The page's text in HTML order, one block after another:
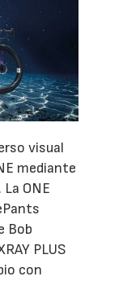
visual
mediante
ONE
Bob
PLUS
con